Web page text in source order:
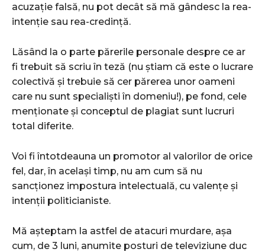
acuzație falsă, nu pot decât să mă gândesc la rea-
intenție sau rea-credință.
Lăsând la o parte părerile personale despre ce ar
fi trebuit să scriu în teză (nu știam că este o lucrare
colectivă și trebuie să cer părerea unor oameni
care nu sunt specialiști în domeniu!), pe fond, cele
menționate și conceptul de plagiat sunt lucruri
total diferite.
Voi fi întotdeauna un promotor al valorilor de orice
fel, dar, în același timp, nu am cum să nu
sancționez impostura intelectuală, cu valențe și
intenții politicianiste.
Mă așteptam la astfel de atacuri murdare, așa
cum, de 3 luni, anumite posturi de televiziune duc